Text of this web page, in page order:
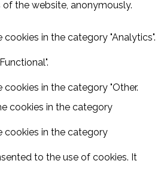
the website, anonymously.
in the category "Analytics".
in the category "Other.
cookies in the category
cookies in the category
to the use of cookies. It